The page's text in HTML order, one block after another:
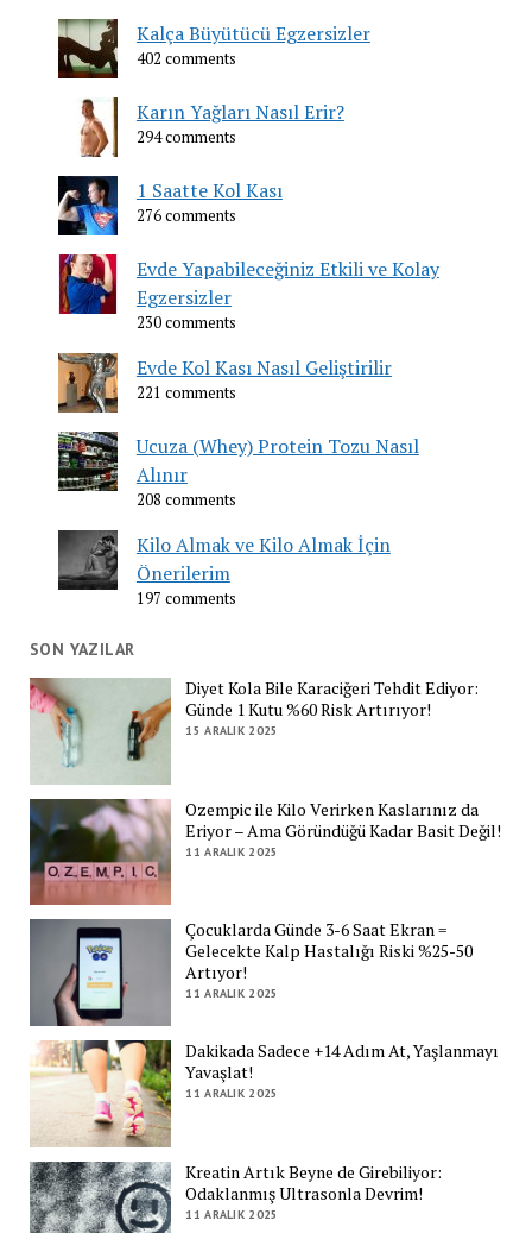
Kalça Büyütücü Egzersizler
402 comments
Karın Yağları Nasıl Erir?
294 comments
1 Saatte Kol Kası
276 comments
Evde Yapabileceğiniz Etkili ve Kolay
Egzersizler
230 comments
Evde Kol Kası Nasıl Geliştirilir
221 comments
Ucuza (Whey) Protein Tozu Nasıl
Alınır
208 comments
Kilo Almak ve Kilo Almak İçin
Önerilerim
197 comments
SON YAZILAR
Diyet Kola Bile Karaciğeri Tehdit Ediyor:
Günde 1 Kutu %60 Risk Artırıyor!
15 ARALIK 2025
Ozempic ile Kilo Verirken Kaslarınız da
Eriyor – Ama Göründüğü Kadar Basit Değil!
11 ARALIK 2025
Çocuklarda Günde 3-6 Saat Ekran =
Gelecekte Kalp Hastalığı Riski %25-50
Artıyor!
11 ARALIK 2025
Dakikada Sadece +14 Adım At, Yaşlanmayı
Yavaşlat!
11 ARALIK 2025
Kreatin Artık Beyne de Girebiliyor:
Odaklanmış Ultrasonla Devrim!
11 ARALIK 2025